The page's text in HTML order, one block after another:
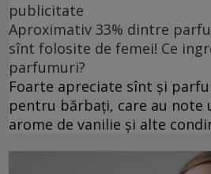
publicitate
Aproximativ 33% dintre
sînt folosite de femei! Ce
parfumuri?
Foarte apreciate sînt și
pentru bărbați, care au note
arome de vanilie și alte